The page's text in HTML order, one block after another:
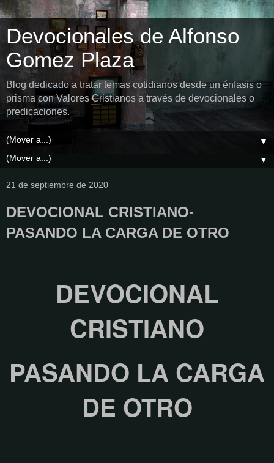
Devocionales de Alfonso
Gomez Plaza
Blog dedicado a tratar temas cotidianos desde un énfasis o
prisma con Valores Cristianos a través de devocionales o
predicaciones.
▼
▼
21 de septiembre de 2020
DEVOCIONAL CRISTIANO-
PASANDO LA CARGA DE OTRO
DEVOCIONAL
CRISTIANO
PASANDO LA CARGA
DE OTRO